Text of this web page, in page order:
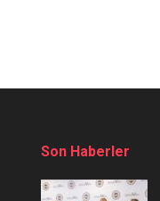
Son Haberler